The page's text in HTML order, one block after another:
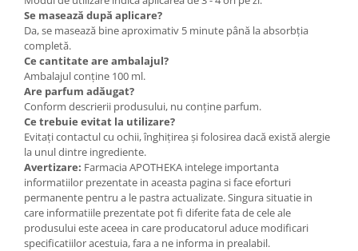
Se masează după aplicare?
Da, se masează bine aproximativ 5 minute până la absorbția
completă.
Ce cantitate are ambalajul?
Ambalajul conține 100 ml.
Are parfum adăugat?
Conform descrierii produsului, nu conține parfum.
Ce trebuie evitat la utilizare?
Evitați contactul cu ochii, înghițirea și folosirea dacă există alergie
la unul dintre ingrediente.
Avertizare: Farmacia APOTHEKA intelege importanta
informatiilor prezentate in aceasta pagina si face eforturi
permanente pentru a le pastra actualizate. Singura situatie in
care informatiile prezentate pot fi diferite fata de cele ale
produsului este aceea in care producatorul aduce modificari
specificatiilor acestuia, fara a ne informa in prealabil.